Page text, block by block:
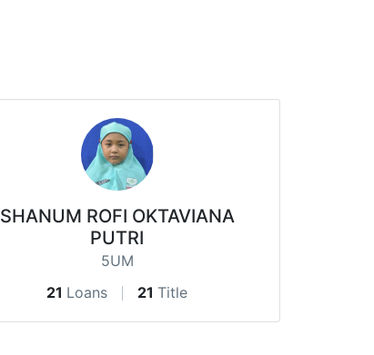
SHANUM ROFI OKTAVIANA
PUTRI
5UM
21 Loans 21 Title